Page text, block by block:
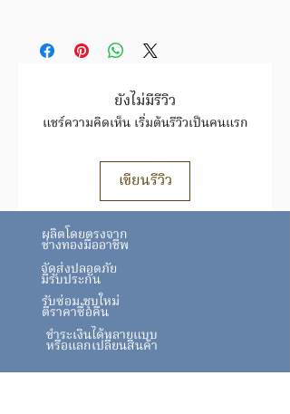
tolerances which we are able to
มีบริการชุบ ล้าง ซ่อมใหม่ ฟรีค่าแรง
ภายในระยะเวลารับประกัน
ราคาทอง ขึ้น/ลง ตามประกาศของสมาคม
ค้าทองคำฯ
สินค้าทองล้วนราคาขึ้นอยู่กับราคาทองตาม
สมาคม
ทอง https://www.goldtraders.or.th/
ตรวจสอบเงื่อนไขและการรับประกันสินค้า
ได้ที่ FAQ
ยังไม่มีรีวิว
แชร์ความคิดเห็น เริ่มต้นรีวิวเป็นคนแรก
เขียนรีวิว
ผลิตโดยตรงจาก
ช่างทองมืออาชีพ
จัดส่งปลอดภัย
มีรับประกัน
รับซ่อม ชุบใหม่
ตีราคาซื้อคืน
ชำระเงินได้หลายแบบ
หรือแลกเปลี่ยนสินค้า